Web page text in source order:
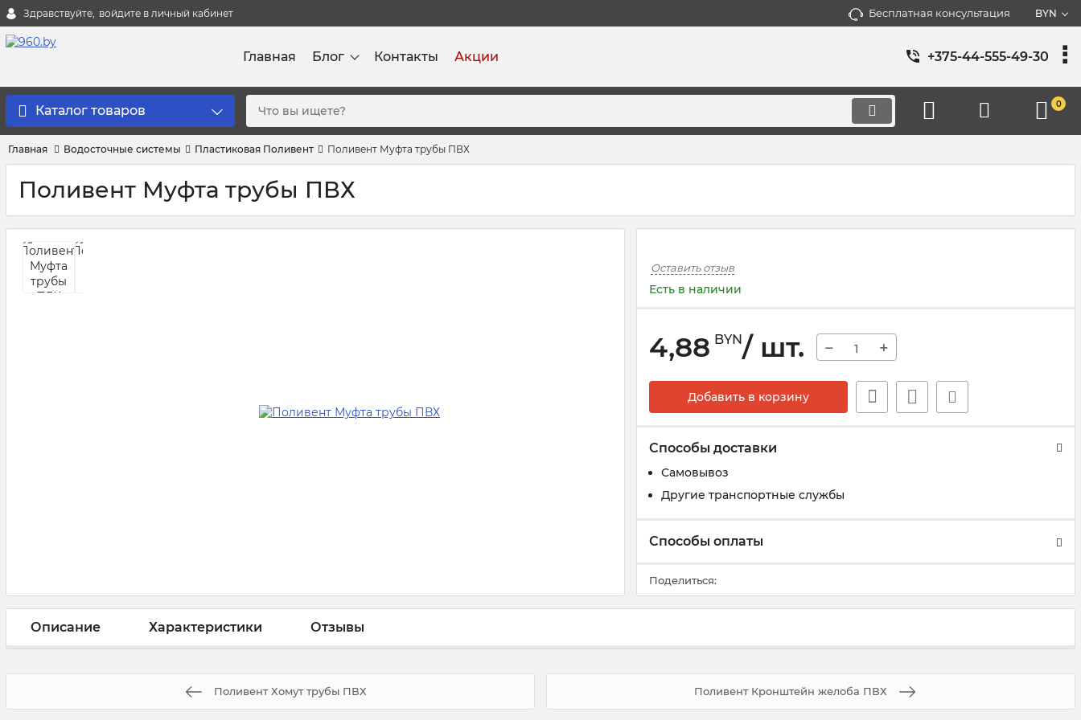
Здравствуйте, войдите в личный кабинет Бесплатная консультация BYN
Главная Блог Контакты Акции +375-44-555-49-30
Каталог товаров 0
Главная Водосточные системы Пластиковая Поливент Поливент Муфта трубы ПВХ
Поливент Муфта трубы ПВХ
Оставить отзыв
Есть в наличии
4,88 BYN/ шт. − +
Добавить в корзину
Способы доставки
Самовывоз
Другие транспортные службы
Способы оплаты
Поделиться:
Описание Характеристики Отзывы
Поливент Хомут трубы ПВХ Поливент Кронштейн желоба ПВХ